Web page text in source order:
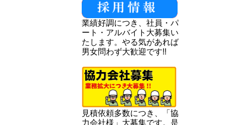
業績好調につき、社員・パ
ート・アルバイト大募集い
たします。やる気があれば
男女問わず大歓迎です!!
見積依頼多数につき、「協
力会社様」大募集です。是